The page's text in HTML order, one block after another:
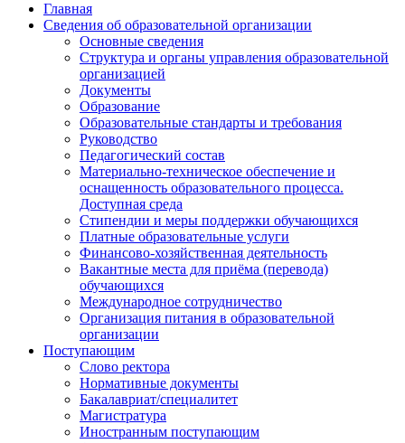
Главная
Сведения об образовательной организации
Основные сведения
Структура и органы управления образовательной
организацией
Документы
Образование
Образовательные стандарты и требования
Руководство
Педагогический состав
Материально-техническое обеспечение и
оснащенность образовательного процесса.
Доступная среда
Стипендии и меры поддержки обучающихся
Платные образовательные услуги
Финансово-хозяйственная деятельность
Вакантные места для приёма (перевода)
обучающихся
Международное сотрудничество
Организация питания в образовательной
организации
Поступающим
Слово ректора
Нормативные документы
Бакалавриат/специалитет
Магистратура
Иностранным поступающим